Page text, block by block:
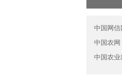
中国网信
中国农网
中国农业